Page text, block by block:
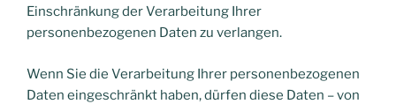
Einschränkung der Verarbeitung Ihrer
personenbezogenen Daten zu verlangen.
Wenn Sie die Verarbeitung Ihrer personenbezogenen
Daten eingeschränkt haben, dürfen diese Daten – von